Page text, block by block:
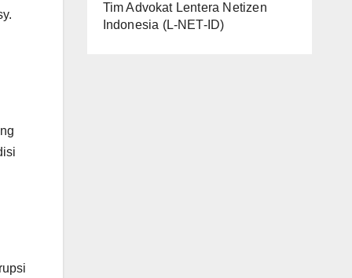
Tim Advokat Lentera Netizen
Indonesia (L-NET-ID)